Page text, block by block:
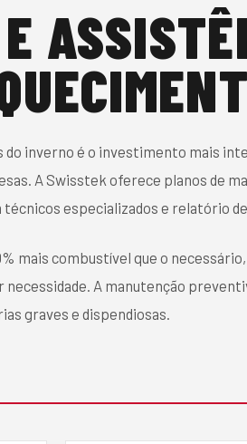
do inverno é o investimento mais
A Swisstek oferece planos de
especializados e relatório
mais combustível que o
A manutenção
graves e dispendiosas.